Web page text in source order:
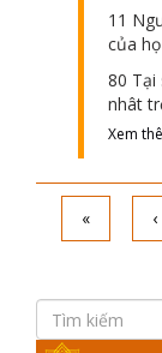
12 Ý
tà?
13
nên
Xem
Giải
Ngày